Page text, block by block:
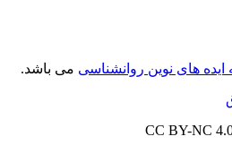
ایده های نوین روانشناسی می باشد.